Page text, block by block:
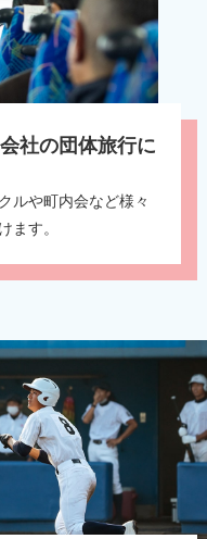
社の団体旅行に
ルや町内会など様々
ます。